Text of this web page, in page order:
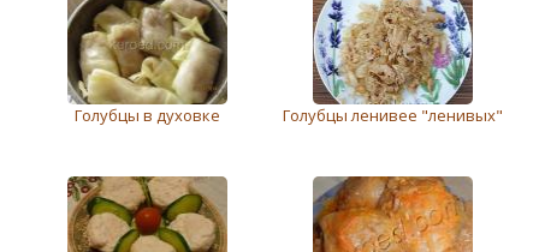
Голубцы в духовке Голубцы ленивее "ленивых"